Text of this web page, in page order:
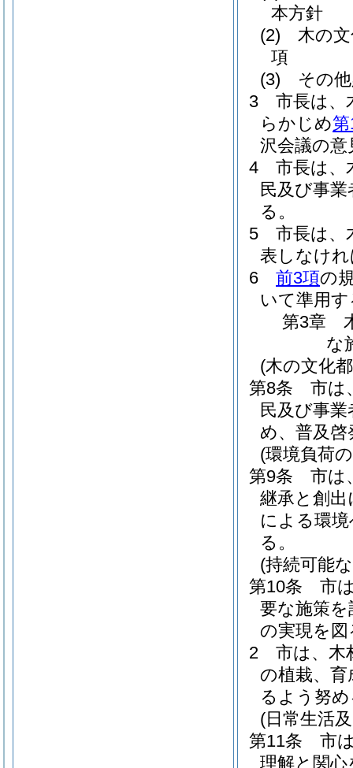
本方針
(2)
木の
項
(3)
その
3
市長は、
らかじめ
沢会議の
4
市長は、
民及び事
る。
5
市長は、
表しなけ
6
前3項の
いて準用
第3章
な
(木の文化
第8条
市は
民及び事
め、普及
(環境負荷
第9条
市は
継承と創
による環
る。
(持続可能
第10条
市
要な施策
の実現を
2
市は、木
の植栽、
るよう努
(日常生活
第11条
市
理解と関